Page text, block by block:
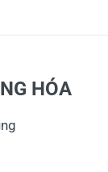
HÓA